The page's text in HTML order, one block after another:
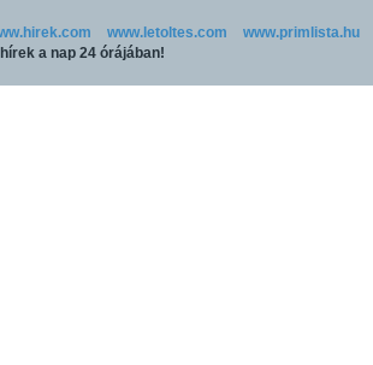
www.letoltes.com www.primlista.hu
a nap 24 órájában!